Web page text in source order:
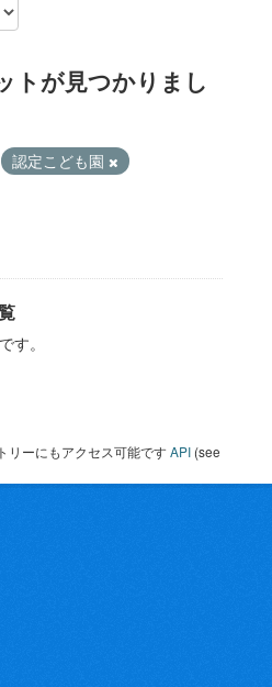
トが見つかりまし
認定こども園
す。
リーにもアクセス可能ですAPI (see